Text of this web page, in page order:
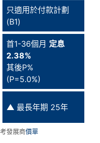
只適用於付款計劃
(B1)
首1-36個月 定息
2.38%
其後P%
(P=5.0%)
▲ 最長年期 25年
發展商價單